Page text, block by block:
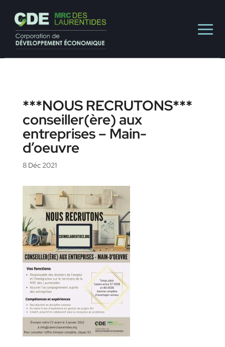
***NOUS RECRUTONS***
conseiller(ère) aux
entreprises – Main-
d’oeuvre
8 Déc 2021